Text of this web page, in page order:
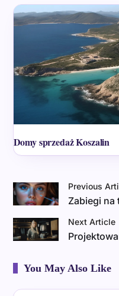
Domy sprzedaż Koszalin
Previous
Zabiegi na
Next Article
You May Also Like